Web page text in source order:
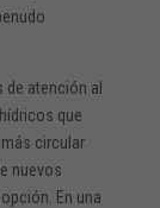
atención al
que
circular
nuevos
En una